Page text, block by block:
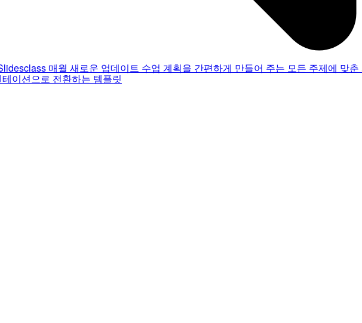
매월 새로운 업데이트 수업 계획을 간편하게 만들어 주는 모든 주제에 맞춘
이션으로 전환하는 템플릿